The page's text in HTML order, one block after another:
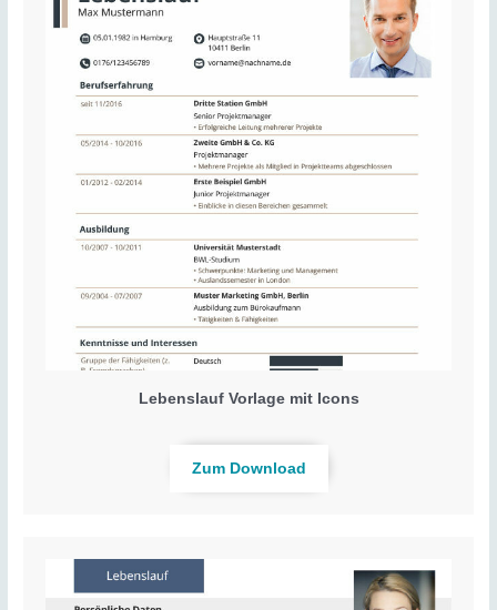
Lebenslauf Vorlage mit Icons
Zum Download